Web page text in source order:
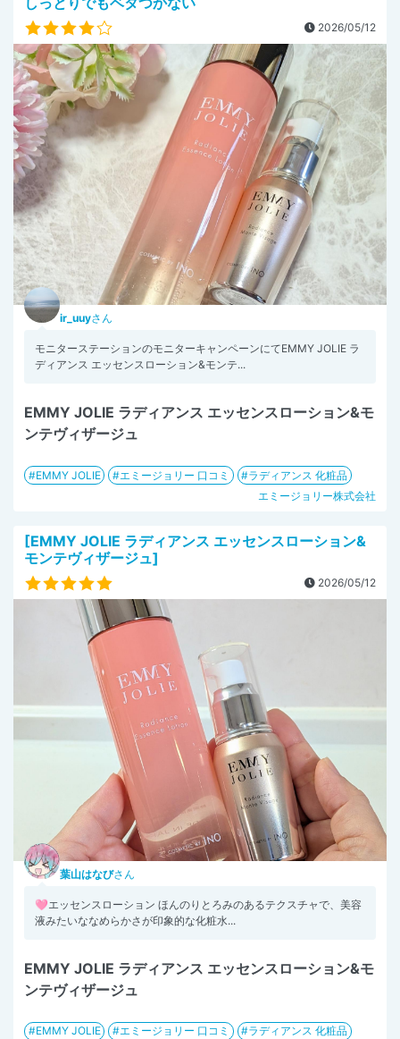
2026/05/12
ir_uuyさん
モニターステーションのモニターキャンペーンにてEMMY JOLIE ラ
ディアンス エッセンスローション&モンテ...
EMMY JOLIE ラディアンス エッセンスローション&モ
ンテヴィザージュ
EMMY JOLIE エミージョリー 口コミ
ラディアンス 化粧品
エミージョリー株式会社
[EMMY JOLIE ラディアンス エッセンスローション&
モンテヴィザージュ]
2026/05/12
葉山はなびさん
🩷エッセンスローション ほんのりとろみのあるテクスチャで、美容
液みたいななめらかさが印象的な化粧水...
EMMY JOLIE ラディアンス エッセンスローション&モ
ンテヴィザージュ
EMMY JOLIE エミージョリー 口コミ
ラディアンス 化粧品